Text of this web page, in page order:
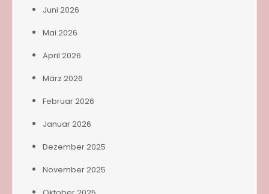
Juni 2026
Mai 2026
April 2026
März 2026
Februar 2026
Januar 2026
Dezember 2025
November 2025